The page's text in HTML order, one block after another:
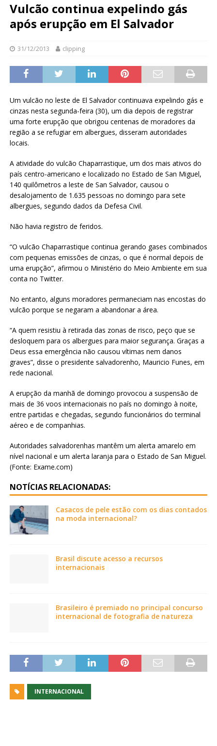
Vulcão continua expelindo gás
após erupção em El Salvador
31/12/2013 clipping
Um vulcão no leste de El Salvador continuava expelindo gás e
cinzas nesta segunda-feira (30), um dia depois de registrar
uma forte erupção que obrigou centenas de moradores da
região a se refugiar em albergues, disseram autoridades
locais.
A atividade do vulcão Chaparrastique, um dos mais ativos do
país centro-americano e localizado no Estado de San Miguel,
140 quilômetros a leste de San Salvador, causou o
desalojamento de 1.635 pessoas no domingo para sete
albergues, segundo dados da Defesa Civil.
Não havia registro de feridos.
“O vulcão Chaparrastique continua gerando gases combinados
com pequenas emissões de cinzas, o que é normal depois de
uma erupção”, afirmou o Ministério do Meio Ambiente em sua
conta no Twitter.
No entanto, alguns moradores permaneciam nas encostas do
vulcão porque se negaram a abandonar a área.
“A quem resistiu à retirada das zonas de risco, peço que se
desloquem para os albergues para maior segurança. Graças a
Deus essa emergência não causou vítimas nem danos
graves”, disse o presidente salvadorenho, Mauricio Funes, em
rede nacional.
A erupção da manhã de domingo provocou a suspensão de
mais de 36 voos internacionais no país no domingo à noite,
entre partidas e chegadas, segundo funcionários do terminal
aéreo e de companhias.
Autoridades salvadorenhas mantêm um alerta amarelo em
nível nacional e um alerta laranja para o Estado de San Miguel.
(Fonte: Exame.com)
NOTÍCIAS RELACIONADAS:
Casacos de pele estão com os dias contados
na moda internacional?
Brasil discute acesso a recursos
internacionais
Brasileiro é premiado no principal concurso
internacional de fotografia de natureza
INTERNACIONAL